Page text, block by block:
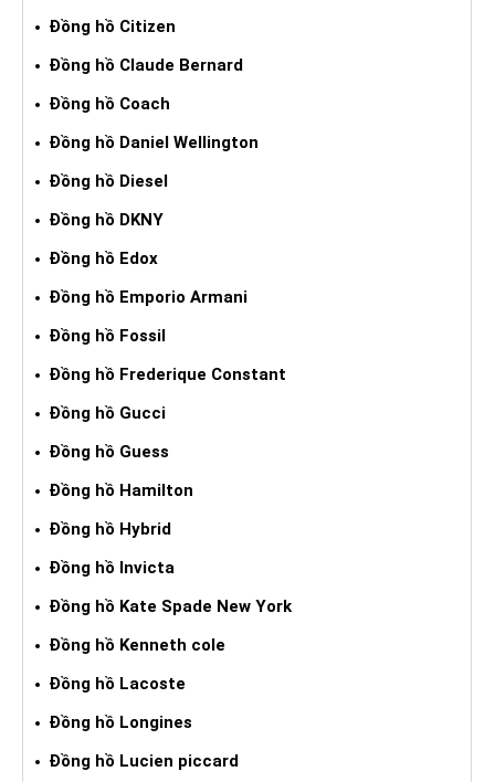
Đồng hồ Citizen
Đồng hồ Claude Bernard
Đồng hồ Coach
Đồng hồ Daniel Wellington
Đồng hồ Diesel
Đồng hồ DKNY
Đồng hồ Edox
Đồng hồ Emporio Armani
Đồng hồ Fossil
Đồng hồ Frederique Constant
Đồng hồ Gucci
Đồng hồ Guess
Đồng hồ Hamilton
Đồng hồ Hybrid
Đồng hồ Invicta
Đồng hồ Kate Spade New York
Đồng hồ Kenneth cole
Đồng hồ Lacoste
Đồng hồ Longines
Đồng hồ Lucien piccard